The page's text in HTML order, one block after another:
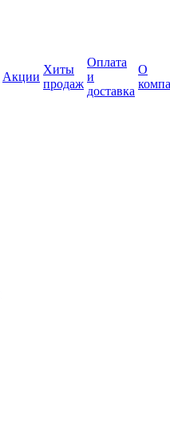
Акции
Хиты
продаж
Оплата
и
доставка
О